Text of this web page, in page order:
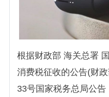
根据财政部 海关总署
消费税征收的公告(财
33号国家税务总局公告